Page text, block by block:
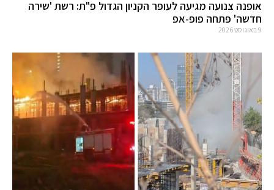
אופנה צנועה מגיעה לעופר הקניון הגדול פ"ת: רשת 'שירה
חדשה' פתחה פופ-אפ
9 באוגוסט 2026